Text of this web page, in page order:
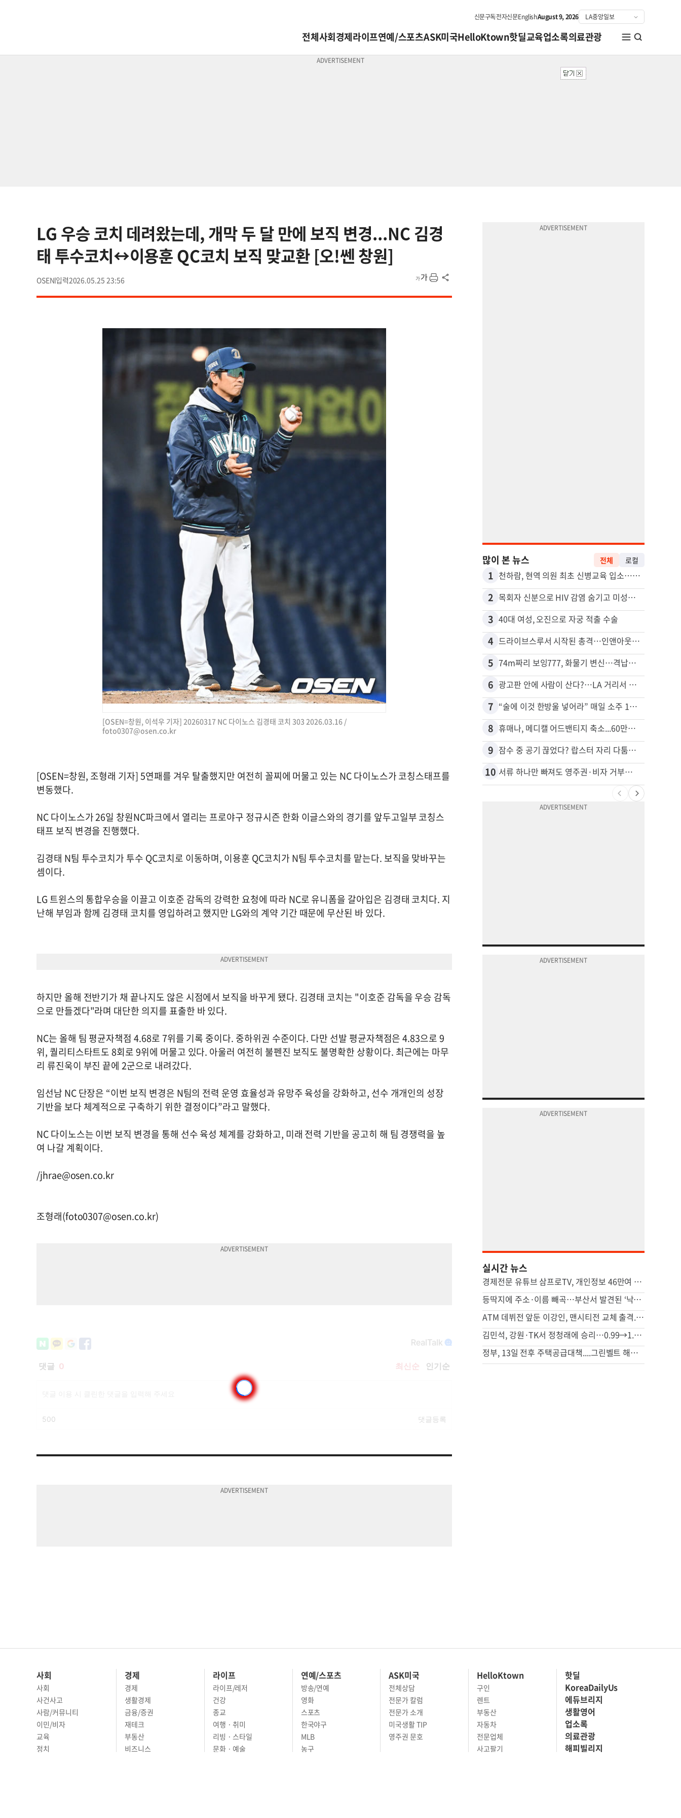
신문구독전자신문EnglishAugust 9, 2026
전체사회경제라이프연예/스포츠ASK미국HelloKtown핫딜교육업소록의료관광
LG 우승 코치 데려왔는데, 개막 두 달 만에 보직 변경...NC 김경
태 투수코치↔이용훈 QC코치 보직 맞교환 [오!쎈 창원]
OSEN 2026.05.25 23:56
[OSEN=창원, 이석우 기자] 20260317 NC 다이노스 김경태 코치 303 2026.03.16 /
foto0307@osen.co.kr
[OSEN=창원, 조형래 기자] 5연패를 겨우 탈출했지만 여전히 꼴찌에 머물고 있는 NC 다이노스가 코칭스태프를
변동했다.
NC 다이노스가 26일 창원NC파크에서 열리는 프로야구 정규시즌 한화 이글스와의 경기를 앞두고일부 코칭스
태프 보직 변경을 진행했다.
김경태 N팀 투수코치가 투수 QC코치로 이동하며, 이용훈 QC코치가 N팀 투수코치를 맡는다. 보직을 맞바꾸는
셈이다.
LG 트윈스의 통합우승을 이끌고 이호준 감독의 강력한 요청에 따라 NC로 유니폼을 갈아입은 김경태 코치다. 지
난해 부임과 함께 김경태 코치를 영입하려고 했지만 LG와의 계약 기간 때문에 무산된 바 있다.
하지만 올해 전반기가 채 끝나지도 않은 시점에서 보직을 바꾸게 됐다. 김경태 코치는 "이호준 감독을 우승 감독
으로 만들겠다"라며 대단한 의지를 표출한 바 있다.
NC는 올해 팀 평균자책점 4.68로 7위를 기록 중이다. 중하위권 수준이다. 다만 선발 평균자책점은 4.83으로 9
위, 퀄리티스타트도 8회로 9위에 머물고 있다. 아울러 여전히 불펜진 보직도 불명확한 상황이다. 최근에는 마무
리 류진욱이 부진 끝에 2군으로 내려갔다.
임선남 NC 단장은 “이번 보직 변경은 N팀의 전력 운영 효율성과 유망주 육성을 강화하고, 선수 개개인의 성장
기반을 보다 체계적으로 구축하기 위한 결정이다”라고 말했다.
NC 다이노스는 이번 보직 변경을 통해 선수 육성 체계를 강화하고, 미래 전력 기반을 공고히 해 팀 경쟁력을 높
여 나갈 계획이다.
/jhrae@osen.co.kr
조형래(foto0307@osen.co.kr)
많이 본 뉴스 전체 로컬
1 천하람, 현역 의원 최초 신병교육 입소…논산서 2박3일 생활
2 목회자 신분으로 HIV 감염 숨기고 미성년자와 성관계
3 40대 여성, 오진으로 자궁 적출 수술
4 드라이브스루서 시작된 총격…인앤아웃 참사 영상 공개
5 74m짜리 보잉777, 화물기 변신…격납고서 ‘보물’ 찾는 인천공항
6 광고판 안에 사람이 산다?…LA 거리서 화제
7 “술에 이것 한방울 넣어라” 매일 소주 1병 까는 91세의 철칙
8 휴매나, 메디캘 어드밴티지 축소...60만명 플랜 상실 위기
9 잠수 중 공기 끊었다? 랍스터 자리 다툼이 살인미수 사건으로
10 서류 하나만 빠져도 영주권·비자 거부…심사관 재량권 대폭 확대
실시간 뉴스
경제전문 유튜브 삼프로TV, 개인정보 46만여 건 유출 사고
등딱지에 주소·이름 빼곡…부산서 발견된 ‘낙서 거북이’ 정체
ATM 데뷔전 앞둔 이강인, 맨시티전 교체 출격...특별 입단식도 열린다
김민석, 강원·TK서 정청래에 승리…0.99→1.48%p 격차 벌렸다
정부, 13일 전후 주택공급대책....그린벨트 해제 등 ‘영끌 대책’ 거론
사회
사회
사건사고
사람/커뮤니티
이민/비자
경제
경제
생활경제
금융/증권
재테크
라이프
라이프/레저
건강
종교
여행 · 취미
연예/스포츠
방송/연예
영화
스포츠
한국야구
ASK미국
전체상담
전문가 칼럼
전문가 소개
HelloKtown
구인
렌트
부동산
자동차
핫딜
KoreaDailyUs
에듀브리지
생활영어
업소록